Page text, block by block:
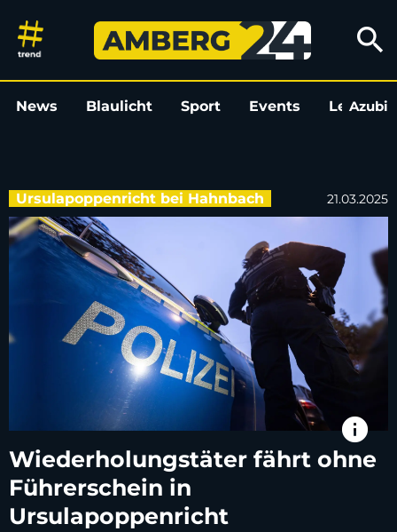
Wiederholungstäter fährt
search
News Blaulicht Sport Events LeoAzubi
Ursulapoppenricht bei Hahnbach 21.03.2025
info
Wiederholungstäter fährt ohne
Führerschein in
Ursulapoppenricht